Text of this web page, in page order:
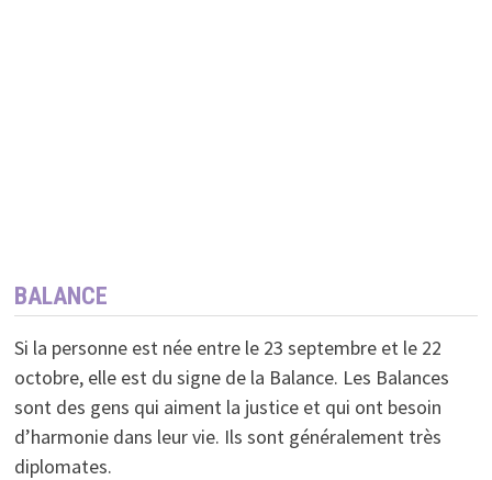
BALANCE
Si la personne est née entre le 23 septembre et le 22
octobre, elle est du signe de la Balance. Les Balances
sont des gens qui aiment la justice et qui ont besoin
d’harmonie dans leur vie. Ils sont généralement très
diplomates.